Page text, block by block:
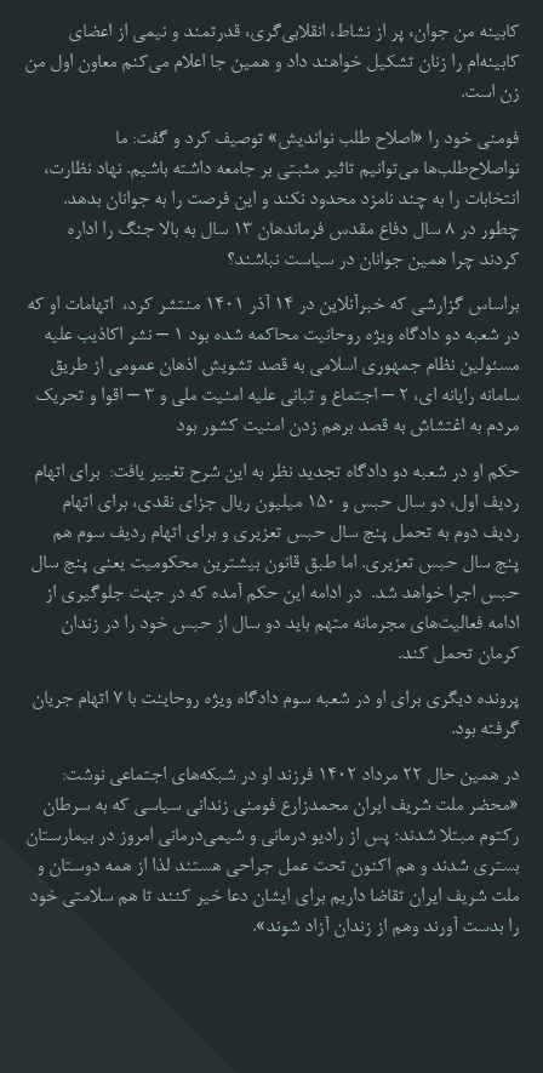
کابینه من جوان، پر از نشاط، انقلابی‌گری، قدرتمند و نیمی از اعضای
کابینه‌ام را زنان تشکیل خواهند داد و همین جا اعلام می‌کنم معاون اول من
زن است.
فومنی خود را «اصلاح طلب نواندیش» توصیف کرد و گفت: ما
نواصلاح‌طلب‌ها می‌توانیم تاثیر مثبتی بر جامعه داشته باشیم. نهاد نظارت،
انتخابات را به چند نامزد محدود نکند و این فرصت را به جوانان بدهد.
چطور در ۸ سال دفاع مقدس فرماندهان ۱۳ سال به بالا جنگ را اداره
کردند چرا همین جوانان در سیاست نباشند؟
براساس گزارشی که خبرآنلاین در ۱۴ آذر ۱۴۰۱ منتشر کرد، اتهامات او که
در شعبه دو دادگاه ویژه روحانیت محاکمه شده بود ۱ – نشر اکاذیب علیه
مسئولین نظام جمهوری اسلامی به قصد تشویش اذهان عمومی از طریق
سامانه رایانه ای، ۲ – اجتماع و تبانی علیه امنیت ملی و ۳ – اقوا و تحریک
مردم به اغتشاش به قصد برهم زدن امنیت کشور بود
حکم او در شعبه دو دادگاه تجدید نظر به این شرح تغییر یافت: برای اتهام
ردیف اول، دو سال حبس و ۱۵۰ میلیون ریال جزای نقدی، برای اتهام
ردیف دوم به تحمل پنج سال حبس تعزیری و برای اتهام ردیف سوم هم
پنج سال حبس تعزیری. اما طبق قانون بیشترین محکومیت یعنی پنج سال
حبس اجرا خواهد شد. در ادامه این حکم آمده که در جهت جلوگیری از
ادامه فعالیت‌های مجرمانه متهم باید دو سال از حبس خود را در زندان
کرمان تحمل کند.
پرونده دیگری برای او در شعبه سوم دادگاه ویژه روحاینت با ۷ اتهام جریان
گرفته بود.
در همین حال ۲۲ مرداد ۱۴۰۲ فرزند او در شبکه‌های اجتماعی نوشت:
«محضر ملت شریف ایران محمدزارع فومنی زندانی سیاسی که به سرطان
رکتوم مبتلا شدند؛ پس از رادیو درمانی و شیمی‌درمانی امروز در بیمارستان
بستری شدند و هم اکنون تحت عمل جراحی هستند لذا از همه دوستان و
ملت شریف ایران تقاضا داریم برای ایشان دعا خیر کنند تا هم سلامتی خود
را بدست آورند وهم از زندان آزاد شوند».